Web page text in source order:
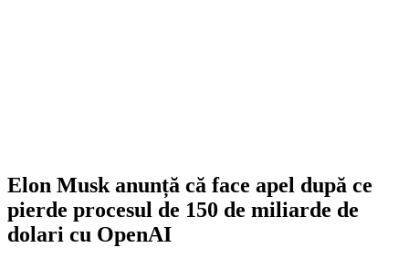
Elon Musk anunță că face apel după ce
pierde procesul de 150 de miliarde de
dolari cu OpenAI